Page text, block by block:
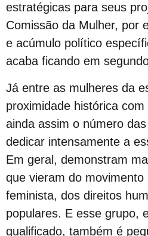
Na
A
estratégicas para seus
Comissão da Mulher, por
e acúmulo político
acaba ficando em
Já entre as mulheres da
proximidade histórica
ainda assim o número
dedicar intensamente a
Em geral, demonstram
que vieram do movimento
feminista, dos direitos
populares. E esse grupo,
qualificado, também é